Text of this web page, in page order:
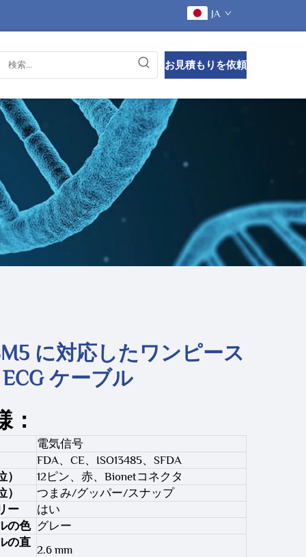
JA
お見積もりを依頼
に対応したワンピース
ケーブル
：
電気信号
FDA、CE、ISO13485、SFDA
12ピン、赤、Bionetコネクタ
つまみ/グッパー/スナップ
ー
はい
の色 グレー
の直
2.6 mm